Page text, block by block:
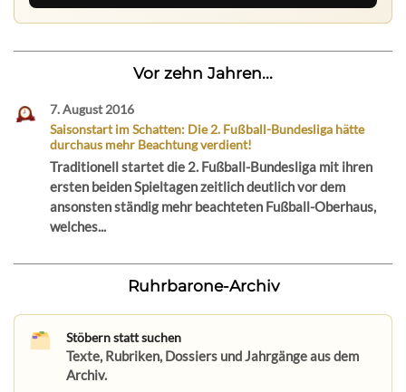
Vor zehn Jahren...
7. August 2016
Saisonstart im Schatten: Die 2. Fußball-Bundesliga hätte
durchaus mehr Beachtung verdient!
Traditionell startet die 2. Fußball-Bundesliga mit ihren
ersten beiden Spieltagen zeitlich deutlich vor dem
ansonsten ständig mehr beachteten Fußball-Oberhaus,
welches...
Ruhrbarone-Archiv
Stöbern statt suchen
Texte, Rubriken, Dossiers und Jahrgänge aus dem
Archiv.